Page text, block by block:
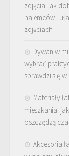
zdjęcia: jak
najemców i
zdjęciach
Dywan w
wybrać
sprawdzi się
Materiały
mieszkania:
oszczędzą
Akcesoria